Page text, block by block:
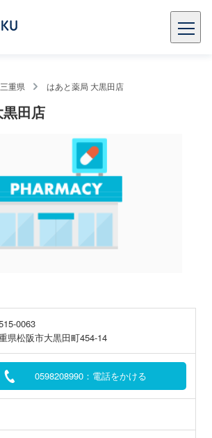
三重県 はあと薬局 大黒田店
田店
0063
県松阪市大黒田町454-14
0598208990：電話をかける